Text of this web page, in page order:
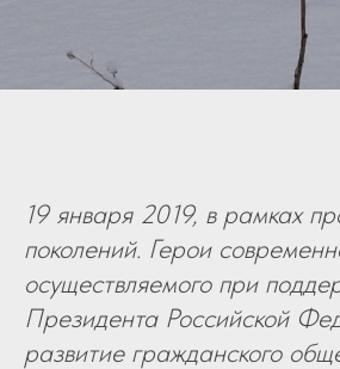
19 января 2019, в рамках
поколений. Герои
осуществляемого при
Президента Российской
развитие гражданского